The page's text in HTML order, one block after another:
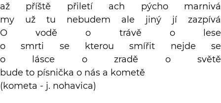
až příště přiletí ach pýcho marnivá
my už tu nebudem ale jiný jí zazpívá
O vodě o trávě o lese
o smrti se kterou smířit nejde se
o lásce o zradě o světě
bude to písnička o nás a kometě
(kometa - j. nohavica)